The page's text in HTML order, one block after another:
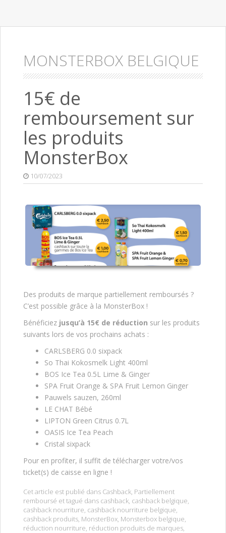
MONSTERBOX BELGIQUE
15€ de
remboursement sur
les produits
MonsterBox
10/07/2023
Des produits de marque partiellement remboursés ?
C’est possible grâce à la MonsterBox !
Bénéficiez jusqu’à 15€ de réduction sur les produits
suivants lors de vos prochains achats :
CARLSBERG 0.0 sixpack
So Thai Kokosmelk Light 400ml
BOS Ice Tea 0.5L Lime & Ginger
SPA Fruit Orange & SPA Fruit Lemon Ginger
Pauwels sauzen, 260ml
LE CHAT Bébé
LIPTON Green Citrus 0.7L
OASIS Ice Tea Peach
Cristal sixpack
Pour en profiter, il suffit de télécharger votre/vos
ticket(s) de caisse en ligne !
Cet article est publié dans Cashback, Partiellement
remboursé et tagué dans cashback, cashback belgique,
cashback nourriture, cashback nourriture belgique,
cashback produits, MonsterBox, Monsterbox belgique,
réduction nourriture, réduction produits de marques,